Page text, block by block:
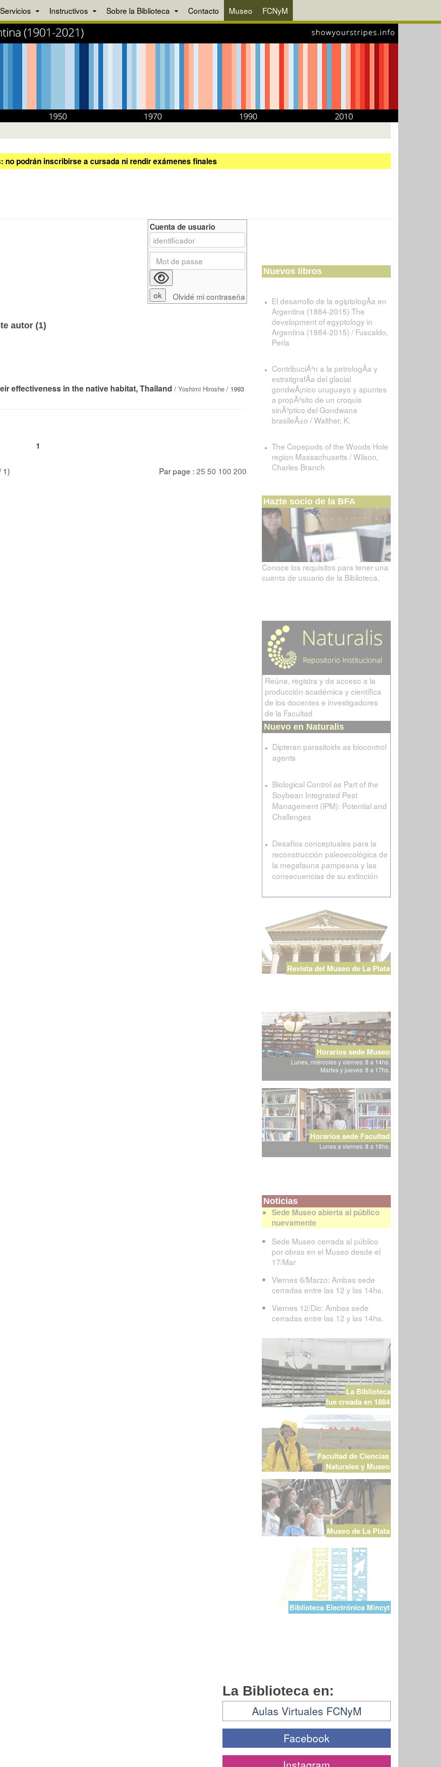
Servicios Instructivos Sobre la Biblioteca Contacto Museo FCNyM
podrán inscribirse a cursada ni rendir exámenes finales
autor (1)
effectiveness in the native habitat, Thailand / Yoshimi Hiroshe / 1993
1
1) Par page : 25 50 100 200
Cuenta de usuario
Olvidé mi contraseña
Nuevos libros
El desarrollo de la egiptologÃ­a en
Argentina (1884-2015) The
development of egyptology in
Argentina (1884-2015) / Fuscaldo,
Perla
ContribuciÃ³n a la petrologÃ­a y
estratigrafÃ­a del glacial
gondwÃ¡nico uruguayo y apuntes
a propÃ³sito de un croquis
sinÃ³ptico del Gondwana
brasileÃ±o / Walther, K.
The Copepods of the Woods Hole
region Massachusetts / Wilson,
Charles Branch
Hazte socio de la BFA
Conoce los requisitos para tener una
cuenta de usuario de la Biblioteca.
Reúne, registra y da acceso a la
producción académica y científica
de los docentes e investigadores
de la Facultad
Nuevo en Naturalis
Dipteran parasitoids as biocontrol
agents
Biological Control as Part of the
Soybean Integrated Pest
Management (IPM): Potential and
Challenges
Desafíos conceptuales para la
reconstrucción paleoecológica de
la megafauna pampeana y las
consecuencias de su extinción
Revista del Museo de La Plata
Horarios sede Museo
Lunes, miércoles y viernes: 8 a 14hs.
Martes y jueves: 8 a 17hs.
Horarios sede Facultad
Lunes a viernes: 8 a 18hs.
Noticias
Sede Museo abierta al público
nuevamente
Sede Museo cerrada al público
por obras en el Museo desde el
17/Mar
Viernes 6/Marzo: Ambas sede
cerradas entre las 12 y las 14hs.
Viernes 12/Dic: Ambas sede
cerradas entre las 12 y las 14hs.
La Biblioteca
fue creada en 1884
Facultad de Ciencias
Naturales y Museo
Museo de La Plata
Biblioteca Electrónica Mincyt
La Biblioteca en:
Aulas Virtuales FCNyM
Facebook